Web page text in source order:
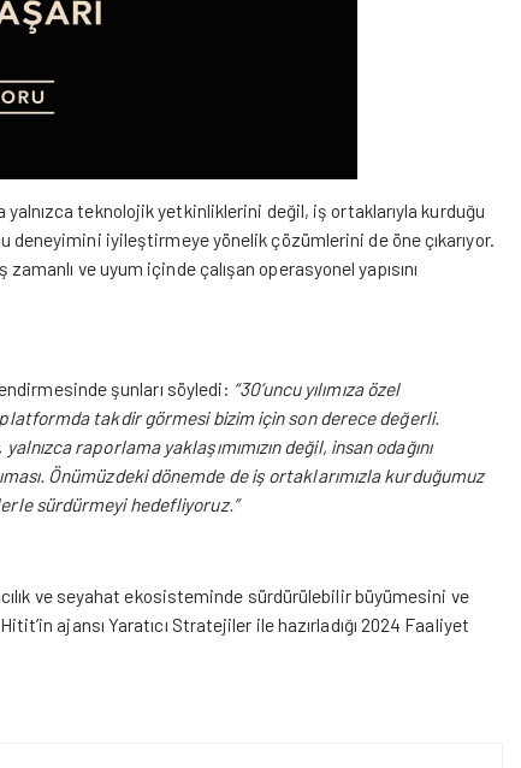
teknolojik yetkinliklerini değil, iş ortaklarıyla kurduğu
deneyimini iyileştirmeye yönelik çözümlerini de öne çıkarıyor.
ve uyum içinde çalışan operasyonel yapısını
şunları söyledi: “30’uncu yılımıza özel
platformda takdir görmesi bizim için son derece değerli.
raporlama yaklaşımımızın değil, insan odağını
Önümüzdeki dönemde de iş ortaklarımızla kurduğumuz
sürdürmeyi hedefliyoruz.”
ve seyahat ekosisteminde sürdürülebilir büyümesini ve
ajansı Yaratıcı Stratejiler ilehazırladığı 2024 Faaliyet